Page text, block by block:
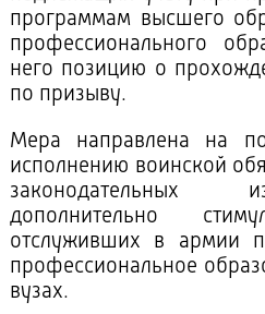
программам высшего
профессионального
него позицию о
по призыву.
Мера направлена на
исполнению воинской
законодательных
дополнительно
отслуживших в армии
профессиональное
вузах.